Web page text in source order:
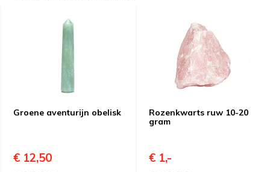
Groene aventurijn obelisk
€ 12,50
Rozenkwarts ruw 10-20
gram
€ 1,-